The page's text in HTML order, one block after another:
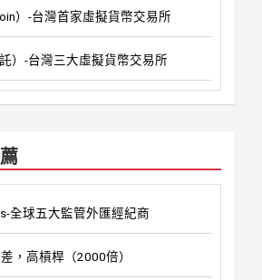
）-台灣首家虛擬貨幣交易所
）-台灣三大虛擬貨幣交易所
全球五大監管外匯經紀商
，高槓桿（2000倍）